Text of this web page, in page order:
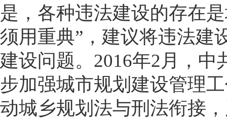
是，各种违法建设的存在
须用重典”，建议将违法建
建设问题。2016年2月，
步加强城市规划建设管理
动城乡规划法与刑法衔接